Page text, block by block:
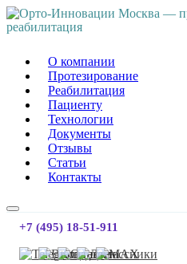
Орто-Инновации Москва
О компании
Протезирование
Реабилитация
Пациенту
Технологии
Документы
Отзывы
Статьи
Контакты
+7 (495) 18-51-911